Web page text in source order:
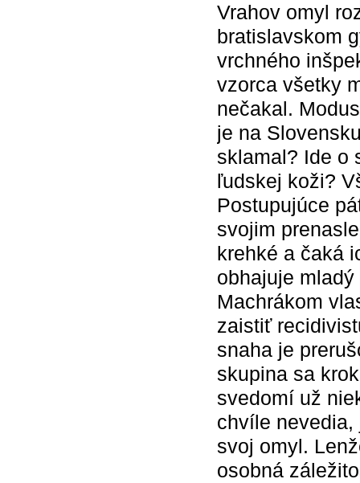
Vrahov omyl
bratislavskom
vrchného
vzorca všetky
nečakal.
je na
sklamal? Ide o
ľudskej koži?
Postupujúce
svojim
krehké a čaká
obhajuje
Machrákom
zaistiť
snaha je
skupina sa
svedomí už
chvíle
svoj omyl.
osobná